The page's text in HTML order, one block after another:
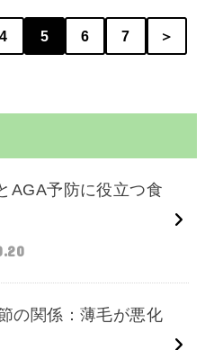
4 5 6 7 ＞
AGA予防に役立つ食
の関係：薄毛が悪化